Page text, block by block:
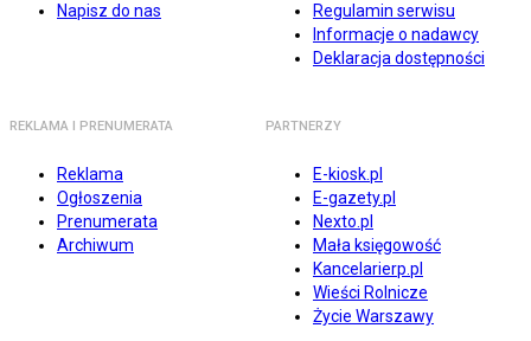
Napisz do nas
Regulamin serwisu
Informacje o nadawcy
Deklaracja dostępności
REKLAMA I PRENUMERATA
Reklama
Ogłoszenia
Prenumerata
Archiwum
PARTNERZY
E-kiosk.pl
E-gazety.pl
Nexto.pl
Mała księgowość
Kancelarierp.pl
Wieści Rolnicze
Życie Warszawy